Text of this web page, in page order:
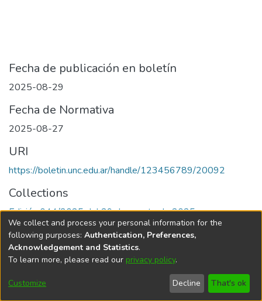
Fecha de publicación en boletín
2025-08-29
Fecha de Normativa
2025-08-27
URI
https://boletin.unc.edu.ar/handle/123456789/20092
Collections
Edición 044/2025 del 29 de agosto de 2025
Universidad Nacional de Córdoba
We collect and process your personal information for the
following purposes: Authentication, Preferences,
Acknowledgement and Statistics.
To learn more, please read our privacy policy.
Customize Decline That's ok